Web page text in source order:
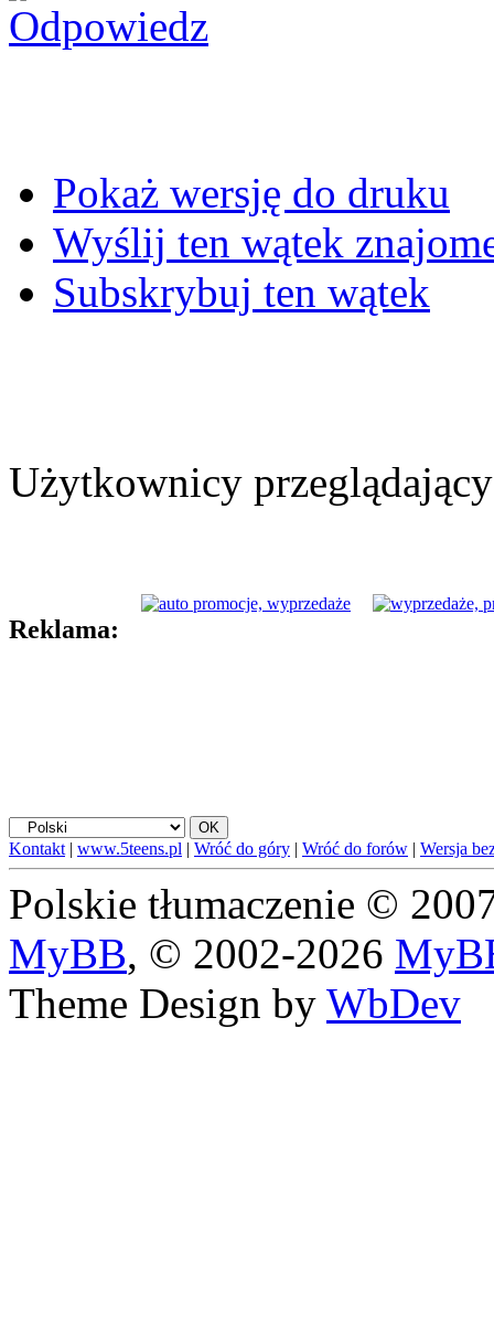
Pokaż wersję do druku
Wyślij ten wątek
Subskrybuj ten wątek
Użytkownicy
Reklama:
Kontakt | www.5teens.pl | Wróć do góry | Wróć do forów | Wersja
Polskie tłumaczenie ©
MyBB, © 2002-2026
Theme Design by WbDev